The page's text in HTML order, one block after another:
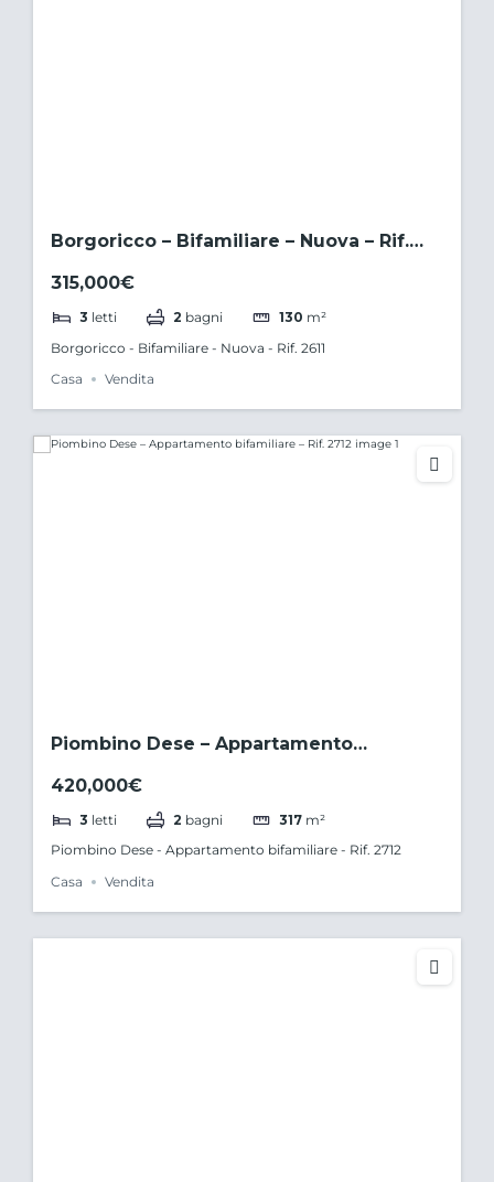
Borgoricco – Bifamiliare – Nuova – Rif.
315,000€
3 letti 2 bagni 130 m²
Borgoricco - Bifamiliare - Nuova - Rif. 2611
Casa
Vendita
Piombino Dese – Appartamento
420,000€
3 letti 2 bagni 317 m²
Piombino Dese - Appartamento bifamiliare - Rif. 2712
Casa
Vendita